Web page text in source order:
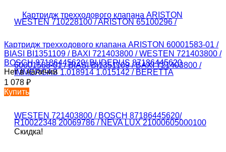
Картридж трехходового клапана ARISTON 60001583-01 /
BIASI BI1351109 / BAXI 721403800 / WESTEN 721403800 /
BOSCH 87186445620/ BUDERUS 87186445620
Нет в наличии
1 078 ₽
Купить
Скидка!